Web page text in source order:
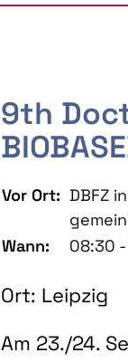
9th
Vor Ort: DBFZ
Wann:
08:30
Ort: Leipzig
Am 23./24.